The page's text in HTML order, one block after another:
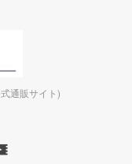
通販サイト)